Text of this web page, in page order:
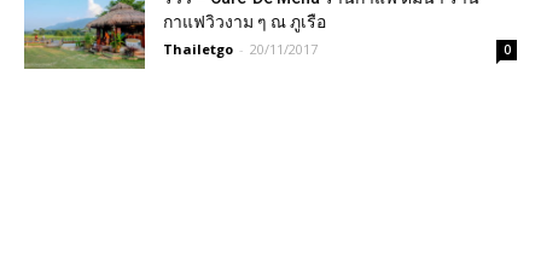
กาแฟวิวงาม ๆ ณ ภูเรือ
Thailetgo - 20/11/2017 0